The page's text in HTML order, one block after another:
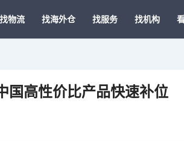
找物流 找海外仓 找服务 找机构
国高性价比产品快速补位